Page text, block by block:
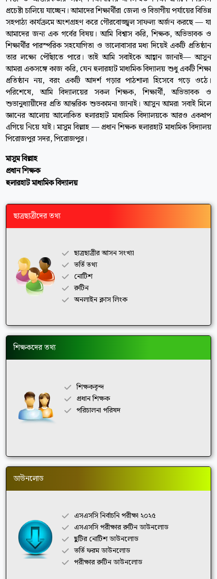
প্রচেষ্টা চালিয়ে যাচ্ছেন। আমাদের শিক্ষার্থীরা জেলা ও বিভাগীয় পর্যায়ের বিভিন্ন
সহপাঠ্য কার্যক্রমে অংশগ্রহণ করে গৌরবোজ্জ্বল সাফল্য অর্জন করছে — যা
আমাদের জন্য এক গর্বের বিষয়। আমি বিশ্বাস করি, শিক্ষক, অভিভাবক ও
শিক্ষার্থীর পারস্পরিক সহযোগিতা ও ভালোবাসার মধ্য দিয়েই একটি প্রতিষ্ঠান
তার লক্ষ্যে পৌঁছাতে পারে। তাই আমি সবাইকে আহ্বান জানাই— আসুন
আমরা একসঙ্গে কাজ করি, যেন হুলারহাট মাধ্যমিক বিদ্যালয় শুধু একটি শিক্ষা
প্রতিষ্ঠান নয়, বরং একটি আদর্শ গড়ার পাঠশালা হিসেবে গড়ে ওঠে।
পরিশেষে, আমি বিদ্যালয়ের সকল শিক্ষক, শিক্ষার্থী, অভিভাবক ও
শুভানুধ্যায়ীদের প্রতি আন্তরিক শুভকামনা জানাই। আসুন আমরা সবাই মিলে
জ্ঞানের আলোয় আলোকিত হুলারহাট মাধ্যমিক বিদ্যালয়কে আরও একধাপ
এগিয়ে নিয়ে যাই। মাসুম বিল্লাহ — প্রধান শিক্ষক হুলারহাট মাধ্যমিক বিদ্যালয়
পিরোজপুর সদর, পিরোজপুর।
মাসুম বিল্লাহ
প্রধান শিক্ষক
হুলারহাট মাধ্যমিক বিদ্যালয়
ছাত্রছাত্রীদের তথ্য
ছাত্রছাত্রীর আসন সংখ্যা
ভর্তি তথ্য
নোটিশ
রুটিন
অনলাইন ক্লাস লিংক
শিক্ষকদের তথ্য
শিক্ষকবৃন্দ
প্রধান শিক্ষক
পরিচালনা পরিষদ
ডাউনলোড
এসএসসি নির্বাচনি পরীক্ষা ২০২৫
এসএসসি পরীক্ষার রুটিন ডাউনলোড
ছুটির নোটিশ ডাউনলোড
ভর্তি ফরম ডাউনলোড
পরীক্ষার রুটিন ডাউনলোড